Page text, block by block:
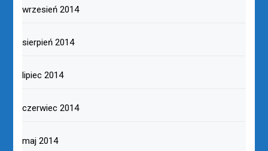
wrzesień 2014
sierpień 2014
lipiec 2014
czerwiec 2014
maj 2014